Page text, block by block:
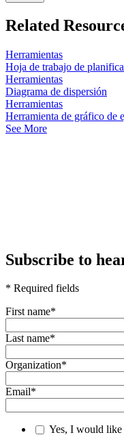
Related
Herramientas
Hoja de trabajo de
Herramientas
Diagrama de dispersión
Herramientas
Herramienta de gráfico de
See More
Subscribe to
* Required fields
First name*
Last name*
Organization*
Email*
Yes, I would like